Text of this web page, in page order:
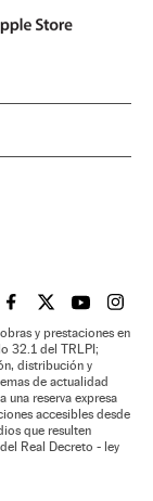
EL PAÍS BRASIL EN
EL PAÍSEL PAÍS
EL
y prestaciones en
32.1 del TRLPI;
distribución y
de actualidad
una reserva expresa
accesibles desde
que resulten
Real Decreto - ley